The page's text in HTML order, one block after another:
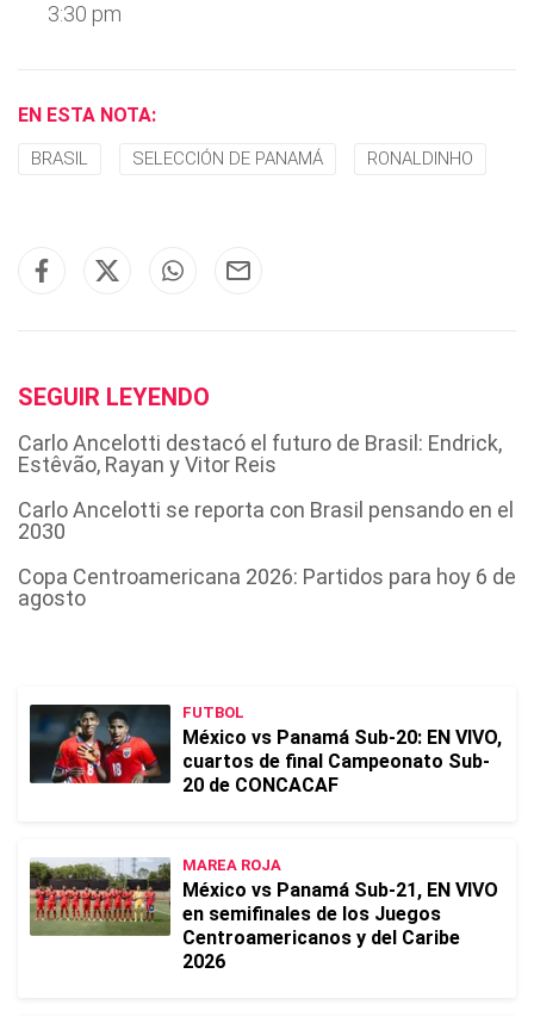
3:30 pm
EN ESTA NOTA:
BRASIL SELECCIÓN DE PANAMÁ RONALDINHO
SEGUIR LEYENDO
Carlo Ancelotti destacó el futuro de Brasil: Endrick,
Estêvão, Rayan y Vitor Reis
Carlo Ancelotti se reporta con Brasil pensando en el
2030
Copa Centroamericana 2026: Partidos para hoy 6 de
agosto
FUTBOL
México vs Panamá Sub-20: EN VIVO,
cuartos de final Campeonato Sub-
20 de CONCACAF
MAREA ROJA
México vs Panamá Sub-21, EN VIVO
en semifinales de los Juegos
Centroamericanos y del Caribe
2026